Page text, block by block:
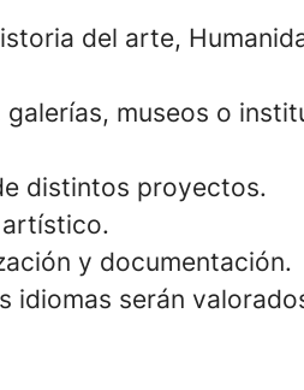
del arte,
museos o
distintos proyectos.
y documentación.
idiomas serán